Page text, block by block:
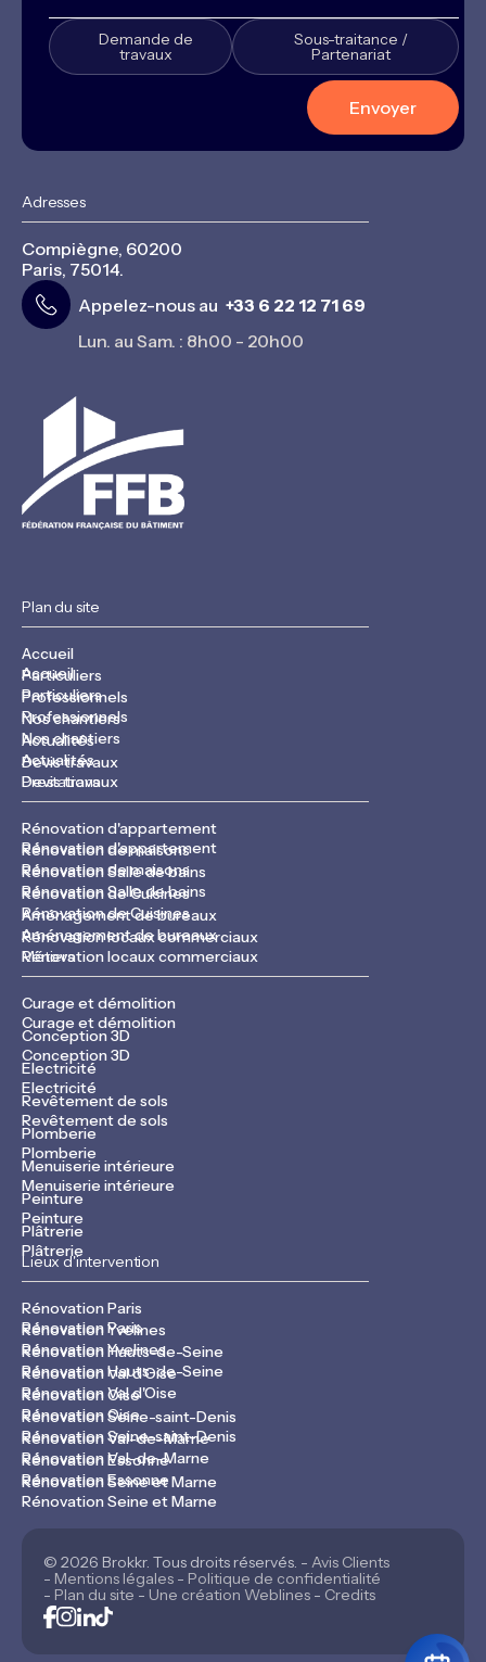
Demande de
travaux
Sous-traitance /
Partenariat
Plan du site
Accueil
Accueil
Particuliers
Particuliers
Professionnels
Professionnels
Nos chantiers
Nos chantiers
Actualités
Actualités
Devis travaux
Devis travaux
Prestations
Rénovation d'appartement
Rénovation d'appartement
Rénovation de maisons
Rénovation de maisons
Rénovation Salle de bains
Rénovation Salle de bains
Rénovation de Cuisines
Rénovation de Cuisines
Aménagement de bureaux
Aménagement de bureaux
Rénovation locaux commerciaux
Rénovation locaux commerciaux
Métiers
Curage et démolition
Curage et démolition
Conception 3D
Conception 3D
Electricité
Electricité
Revêtement de sols
Revêtement de sols
Plomberie
Plomberie
Menuiserie intérieure
Menuiserie intérieure
Peinture
Peinture
Plâtrerie
Plâtrerie
Lieux d'intervention
Rénovation Paris
Rénovation Paris
Rénovation Yvelines
Rénovation Yvelines
Rénovation Hauts-de-Seine
Rénovation Hauts-de-Seine
Rénovation Val d'Oise
Rénovation Val d'Oise
Rénovation Oise
Rénovation Oise
Rénovation Seine-saint-Denis
Rénovation Seine-saint-Denis
Rénovation Val-de-Marne
Rénovation Val-de-Marne
Rénovation Essonne
Rénovation Essonne
Rénovation Seine et Marne
Rénovation Seine et Marne
Adresses
Compiègne, 60200
Paris, 75014.
Appelez-nous au +33 6 22 12 71 69
Lun. au Sam. : 8h00 - 20h00
© 2026 Brokkr. Tous droits réservés. - Avis Clients
- Mentions légales - Politique de confidentialité
- Plan du site - Une création Weblines - Credits